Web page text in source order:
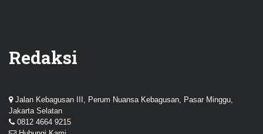
Redaksi
Jalan Kebagusan III, Perum Nuansa Kebagusan, Pasar Minggu,
Jakarta Selatan
0812 4664 9215